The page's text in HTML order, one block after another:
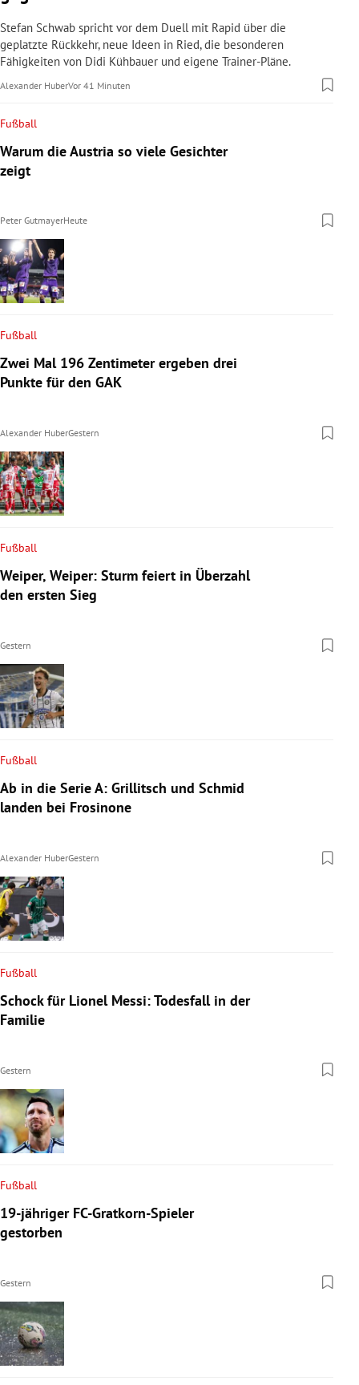
Stefan Schwab spricht vor dem Duell mit Rapid über die
geplatzte Rückkehr, neue Ideen in Ried, die besonderen
Fähigkeiten von Didi Kühbauer und eigene Trainer-Pläne.
Alexander HuberVor 41 Minuten
Fußball
Warum die Austria so viele Gesichter
zeigt
Peter GutmayerHeute
Fußball
Zwei Mal 196 Zentimeter ergeben drei
Punkte für den GAK
Alexander HuberGestern
Fußball
Weiper, Weiper: Sturm feiert in Überzahl
den ersten Sieg
Gestern
Fußball
Ab in die Serie A: Grillitsch und Schmid
landen bei Frosinone
Alexander HuberGestern
Fußball
Schock für Lionel Messi: Todesfall in der
Familie
Gestern
Fußball
19-jähriger FC-Gratkorn-Spieler
gestorben
Gestern